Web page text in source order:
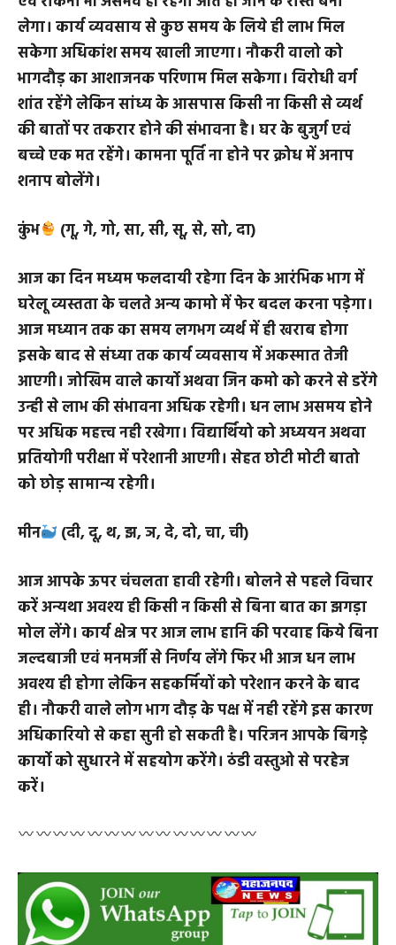
आज का दिन धन लाभ वाला है दिन के आरंभ से ही इसके प्राप्ती
के लिये योजनाए बनाएंगे होगा अवश्य लेकिन थोड़े विलम्ब से
एवं रोकना भी असंभव ही रहेगा आते ही जाने के रास्ते बना
लेगा। कार्य व्यवसाय से कुछ समय के लिये ही लाभ मिल
सकेगा अधिकांश समय खाली जाएगा। नौकरी वालो को
भागदौड़ का आशाजनक परिणाम मिल सकेगा। विरोधी वर्ग
शांत रहेंगे लेकिन सांध्य के आसपास किसी ना किसी से व्यर्थ
की बातों पर तकरार होने की संभावना है। घर के बुजुर्ग एवं
बच्चे एक मत रहेंगे। कामना पूर्ति ना होने पर क्रोध में अनाप
शनाप बोलेंगे।
कुंभ (गू, गे, गो, सा, सी, सू, से, सो, दा)
आज का दिन मध्यम फलदायी रहेगा दिन के आरंभिक भाग में
घरेलू व्यस्तता के चलते अन्य कामो में फेर बदल करना पड़ेगा।
आज मध्यान तक का समय लगभग व्यर्थ में ही खराब होगा
इसके बाद से संध्या तक कार्य व्यवसाय में अकस्मात तेजी
आएगी। जोखिम वाले कार्यो अथवा जिन कमो को करने से डरेंगे
उन्ही से लाभ की संभावना अधिक रहेगी। धन लाभ असमय होने
पर अधिक महत्त्व नही रखेगा। विद्यार्थियो को अध्ययन अथवा
प्रतियोगी परीक्षा में परेशानी आएगी। सेहत छोटी मोटी बातो
को छोड़ सामान्य रहेगी।
मीन (दी, दू, थ, झ, ञ, दे, दो, चा, ची)
आज आपके ऊपर चंचलता हावी रहेगी। बोलने से पहले विचार
करें अन्यथा अवश्य ही किसी न किसी से बिना बात का झगड़ा
मोल लेंगे। कार्य क्षेत्र पर आज लाभ हानि की परवाह किये बिना
जल्दबाजी एवं मनमर्जी से निर्णय लेंगे फिर भी आज धन लाभ
अवश्य ही होगा लेकिन सहकर्मियों को परेशान करने के बाद
ही। नौकरी वाले लोग भाग दौड़ के पक्ष में नही रहेंगे इस कारण
अधिकारियो से कहा सुनी हो सकती है। परिजन आपके बिगड़े